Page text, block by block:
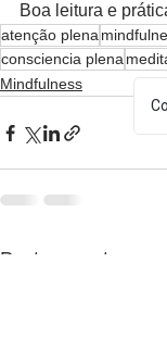
Boa leitura e
atenção plena
consciencia plena
Mindfulness
Posts recentes